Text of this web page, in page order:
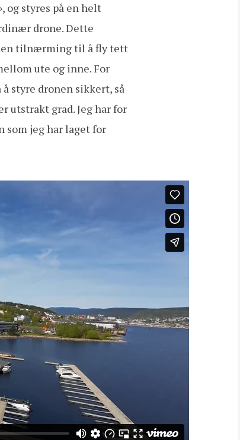
og styres på en helt
drone. Dette
tilnærming til å fly tett
ute og inne. For
styre dronen sikkert, så
utstrakt grad. Jeg har for
som jeg har laget for